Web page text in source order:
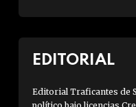
EDITORIAL
Editorial Traficantes de